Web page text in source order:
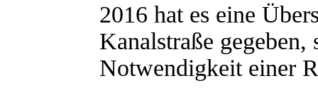
2016 hat es eine
Kanalstraße
Notwendigkeit einer